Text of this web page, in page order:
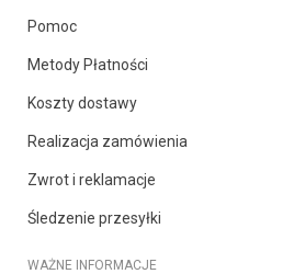
Pomoc
Metody Płatności
Koszty dostawy
Realizacja zamówienia
Zwrot i reklamacje
Śledzenie przesyłki
WAŻNE INFORMACJE